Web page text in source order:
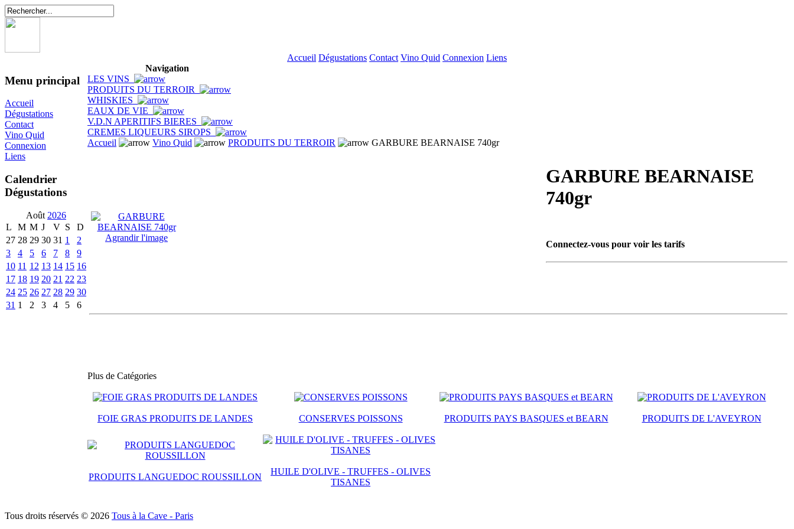
Accueil Dégustations Contact Vino Quid Connexion Liens
Menu principal
Accueil
Dégustations
Contact
Vino Quid
Connexion
Liens
Calendrier
Dégustations
Août 2026
L
M M J V S
D
27 28 29 30 31 1
2
3
4 5 6 7 8
9
10 11 12 13 14 15 16
17 18 19 20 21 22 23
24 25 26 27 28 29 30
31 1 2 3 4 5 6
Navigation
LES VINS
PRODUITS DU TERROIR
WHISKIES
EAUX DE VIE
V.D.N APERITIFS BIERES
CREMES LIQUEURS SIROPS
Accueil
Vino Quid PRODUITS DU TERROIR GARBURE BEARNAISE 740gr
Agrandir l'image
GARBURE BEARNAISE
740gr
Connectez-vous pour voir les tarifs
Plus de Catégories
FOIE GRAS PRODUITS DE LANDES CONSERVES POISSONS PRODUITS PAYS BASQUES et BEARN PRODUITS DE L'AVEYRON
PRODUITS LANGUEDOC ROUSSILLON
HUILE D'OLIVE - TRUFFES - OLIVES
TISANES
Tous droits réservés © 2026 Tous à la Cave - Paris